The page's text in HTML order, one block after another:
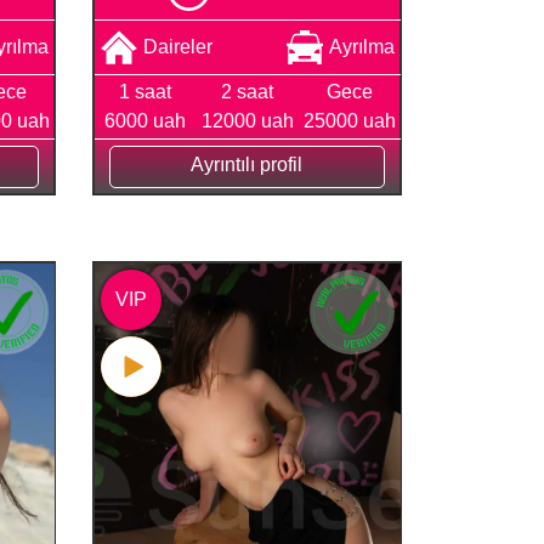
uah
Daireler Ayrılma
1 saat
6000 uah
2 saat
12000 uah
Gece
25000 uah
Ayrıntılı profil
VIP